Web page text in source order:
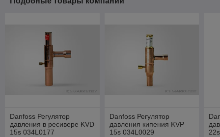
Danfoss Регулятор
давления в ресивере KVD
15s 034L0177
Danfoss Регулятор
давления кипения KVP
15s 034L0029